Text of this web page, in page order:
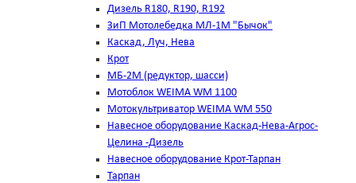
Дизель R180, R190, R192
ЗиП Мотолебедка МЛ-1М "Бычок"
Каскад, Луч, Нева
Крот
МБ-2М (редуктор, шасси)
Мотоблок WEIMA WM 1100
Мотокультриватор WEIMA WM 550
Навесное оборудование Каскад-Нева-Агрос-
Целина -Дизель
Навесное оборудование Крот-Тарпан
Тарпан